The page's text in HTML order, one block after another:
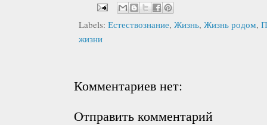
Labels: Естествознание, Жизнь, Жизнь родом,
жизни
Комментариев нет:
Отправить комментарий